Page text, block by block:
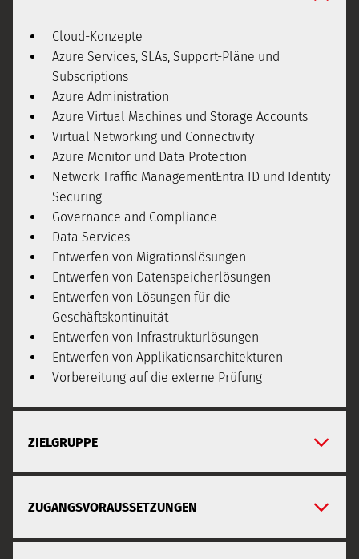
Cloud-Konzepte
Azure Services, SLAs, Support-Pläne und
Subscriptions
Azure Administration
Azure Virtual Machines und Storage Accounts
Virtual Networking und Connectivity
Azure Monitor und Data Protection
Network Traffic ManagementEntra ID und Identity
Securing
Governance and Compliance
Data Services
Entwerfen von Migrationslösungen
Entwerfen von Datenspeicherlösungen
Entwerfen von Lösungen für die
Geschäftskontinuität
Entwerfen von Infrastrukturlösungen
Entwerfen von Applikationsarchitekturen
Vorbereitung auf die externe Prüfung
ZIELGRUPPE
ZUGANGSVORAUSSETZUNGEN